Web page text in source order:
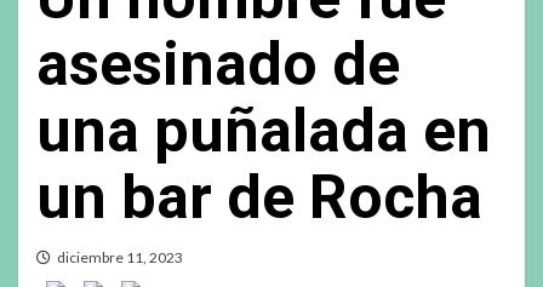
asesinado de
una puñalada en
un bar de Rocha
diciembre 11, 2023